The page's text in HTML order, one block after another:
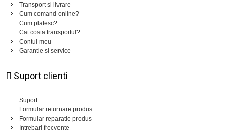
Transport si livrare
Cum comand online?
Cum platesc?
Cat costa transportul?
Contul meu
Garantie si service
Suport clienti
Suport
Formular returnare produs
Formular reparatie produs
Intrebari frecvente